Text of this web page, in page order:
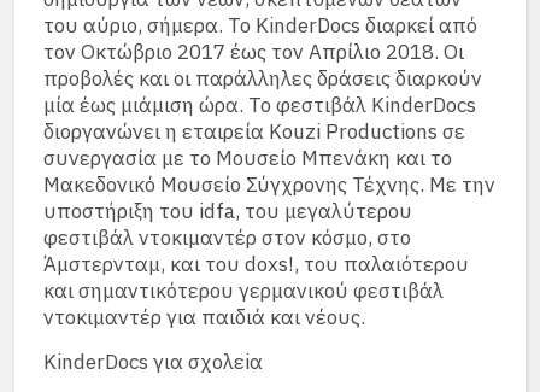
του αύριο, σήμερα. Το KinderDocs διαρκεί από
τον Οκτώβριο 2017 έως τον Απρίλιο 2018. Οι
προβολές και οι παράλληλες δράσεις διαρκούν
μία έως μιάμιση ώρα. To φεστιβάλ KinderDocs
διοργανώνει η εταιρεία Kouzi Productions σε
συνεργασία με το Μουσείο Μπενάκη και το
Μακεδονικό Μουσείο Σύγχρονης Τέχνης. Με την
υποστήριξη του idfa, του μεγαλύτερου
φεστιβάλ ντοκιμαντέρ στον κόσμο, στο
Άμστερνταμ, και του doxs!, του παλαιότερου
και σημαντικότερου γερμανικού φεστιβάλ
ντοκιμαντέρ για παιδιά και νέους.
KinderDocs για σχολεiα